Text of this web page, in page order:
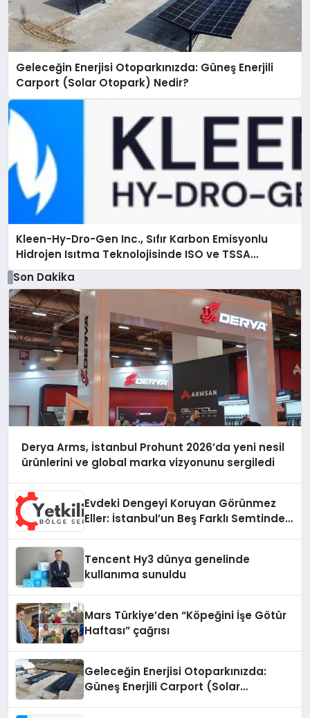
Geleceğin Enerjisi Otoparkınızda: Güneş Enerjili
Carport (Solar Otopark) Nedir?
Kleen-Hy-Dro-Gen Inc., Sıfır Karbon Emisyonlu
Hidrojen Isıtma Teknolojisinde ISO ve TSSA
Düzenleyici Onaylarını Aldı
Son Dakika
Derya Arms, İstanbul Prohunt 2026’da yeni nesil
ürünlerini ve global marka vizyonunu sergiledi
Evdeki Dengeyi Koruyan Görünmez
Eller: İstanbul’un Beş Farklı Semtinde
Tencent Hy3 dünya genelinde
kullanıma sunuldu
Mars Türkiye’den “Köpeğini İşe Götür
Haftası” çağrısı
Geleceğin Enerjisi Otoparkınızda:
Güneş Enerjili Carport (Solar